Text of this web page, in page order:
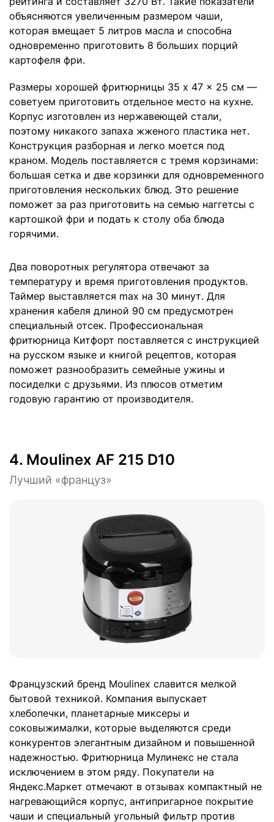
объясняются увеличенным размером чаши,
которая вмещает 5 литров масла и способна
одновременно приготовить 8 больших порций
картофеля фри.
Размеры хорошей фритюрницы 35 x 47 x 25 см —
советуем приготовить отдельное место на кухне.
Корпус изготовлен из нержавеющей стали,
поэтому никакого запаха жженого пластика нет.
Конструкция разборная и легко моется под
краном. Модель поставляется с тремя корзинами:
большая сетка и две корзинки для одновременного
приготовления нескольких блюд. Это решение
поможет за раз приготовить на семью наггетсы с
картошкой фри и подать к столу оба блюда
горячими.
Два поворотных регулятора отвечают за
температуру и время приготовления продуктов.
Таймер выставляется max на 30 минут. Для
хранения кабеля длиной 90 см предусмотрен
специальный отсек. Профессиональная
фритюрница Китфорт поставляется с инструкцией
на русском языке и книгой рецептов, которая
поможет разнообразить семейные ужины и
посиделки с друзьями. Из плюсов отметим
годовую гарантию от производителя.
4. Moulinex AF 215 D10
Лучший «француз»
Французский бренд Moulinex славится мелкой
бытовой техникой. Компания выпускает
хлебопечки, планетарные миксеры и
соковыжималки, которые выделяются среди
конкурентов элегантным дизайном и повышенной
надежностью. Фритюрница Мулинекс не стала
исключением в этом ряду. Покупатели на
Яндекс.Маркет отмечают в отзывах компактный не
нагревающийся корпус, антипригарное покрытие
чаши и специальный угольный фильтр против